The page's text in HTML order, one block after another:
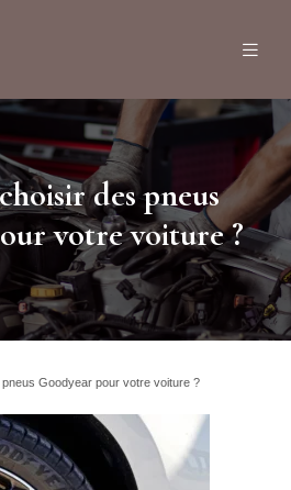
des pneus
votre voiture ?
Goodyear pour votre voiture ?